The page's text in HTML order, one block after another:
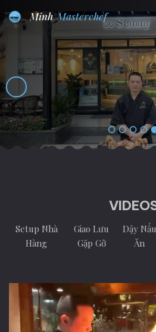
MinhMasterchef
Setup Nhà
Hàng
Giao Lưu
Gặp Gỡ
Dậy Nấu
Ăn